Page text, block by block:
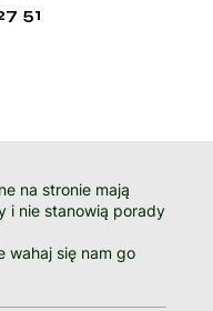
51
na stronie mają
i nie stanowią porady
wahaj się nam go